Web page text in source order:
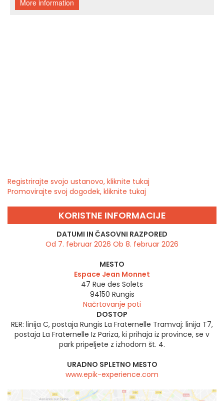
Registrirajte svojo ustanovo, kliknite tukaj
Promovirajte svoj dogodek, kliknite tukaj
KORISTNE INFORMACIJE
DATUMI IN ČASOVNI RAZPORED
Od 7. februar 2026 Ob 8. februar 2026
MESTO
Espace Jean Monnet
47 Rue des Solets
94150 Rungis
Načrtovanje poti
DOSTOP
RER: linija C, postaja Rungis La Fraternelle Tramvaj: linija T7,
postaja La Fraternelle Iz Pariza, ki prihaja iz province, se v
park pripeljete z izhodom št. 4.
URADNO SPLETNO MESTO
www.epik-experience.com